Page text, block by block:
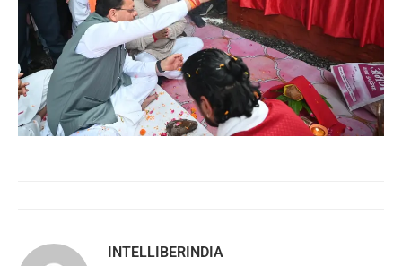
INTELLIBERINDIA